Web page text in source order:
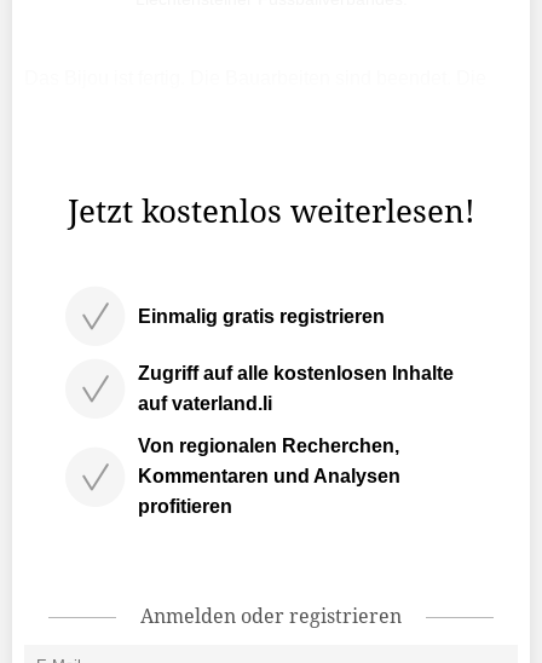
Jetzt kostenlos weiterlesen!
Einmalig gratis registrieren
Zugriff auf alle kostenlosen Inhalte
auf vaterland.li
Von regionalen Recherchen,
Kommentaren und Analysen
profitieren
Anmelden oder registrieren